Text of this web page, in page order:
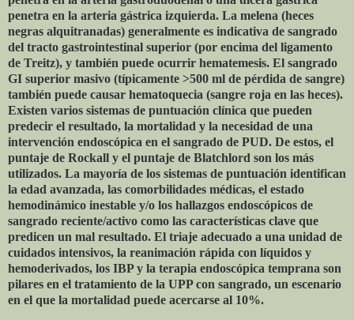
penetra en la arteria gástrica izquierda. La melena (heces
negras alquitranadas) generalmente es indicativa de sangrado
del tracto gastrointestinal superior (por encima del ligamento
de Treitz), y también puede ocurrir hematemesis. El sangrado
GI superior masivo (típicamente >500 ml de pérdida de sangre)
también puede causar hematoquecia (sangre roja en las heces).
Existen varios sistemas de puntuación clínica que pueden
predecir el resultado, la mortalidad y la necesidad de una
intervención endoscópica en el sangrado de PUD. De estos, el
puntaje de Rockall y el puntaje de Blatchlord son los más
utilizados. La mayoría de los sistemas de puntuación identifican
la edad avanzada, las comorbilidades médicas, el estado
hemodinámico inestable y/o los hallazgos endoscópicos de
sangrado reciente/activo como las características clave que
predicen un mal resultado. El triaje adecuado a una unidad de
cuidados intensivos, la reanimación rápida con líquidos y
hemoderivados, los IBP y la terapia endoscópica temprana son
pilares en el tratamiento de la UPP con sangrado, un escenario
en el que la mortalidad puede acercarse al 10%.